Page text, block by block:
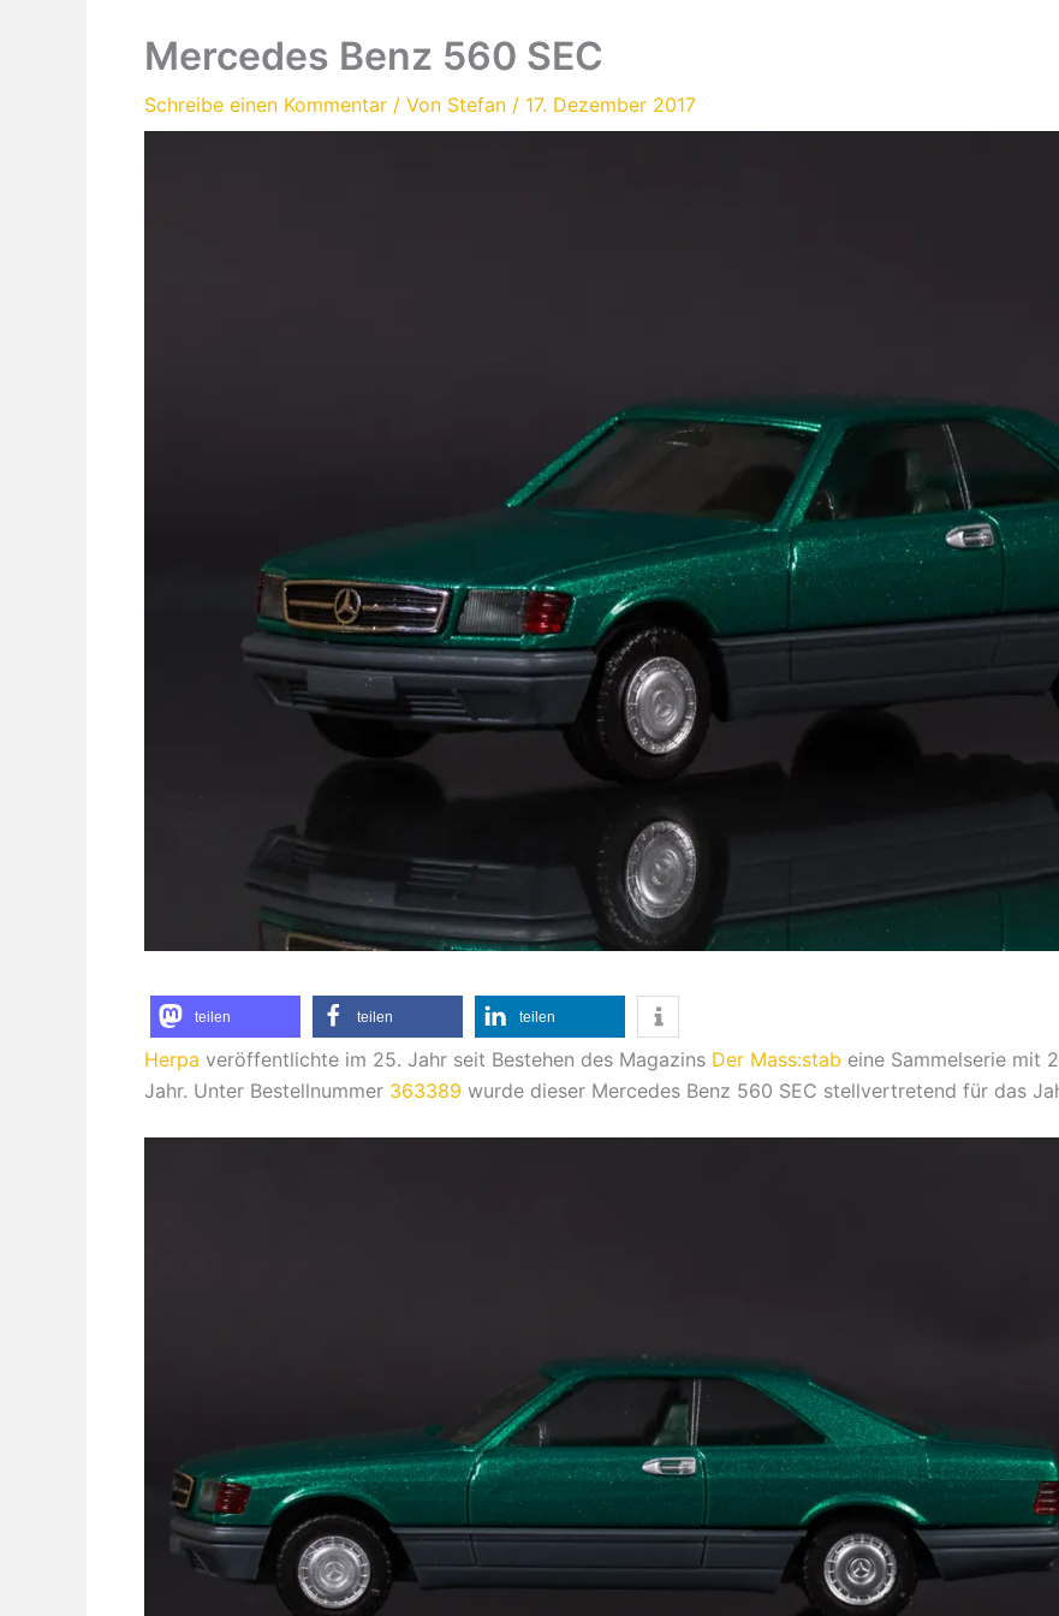
Mercedes Benz 560 SEC
Schreibe einen Kommentar / Von Stefan / 17. Dezember 2017
teilen teilen teilen
Herpa veröffentlichte im 25. Jahr seit Bestehen des Magazins Der Mass:stab eine Sammelserie mit
Jahr. Unter Bestellnummer 363389 wurde dieser Mercedes Benz 560 SEC stellvertretend für das